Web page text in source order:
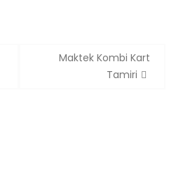
Maktek Kombi Kart
Tamiri